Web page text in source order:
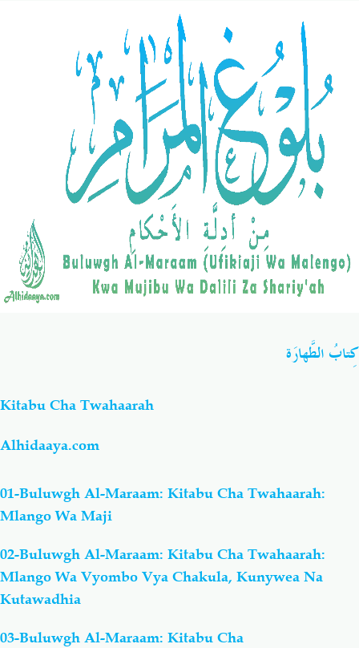
Salaf Wa Ummah Firaq-Makundi
Fiqh-Ibaadah Duaa-Adhkaar
Fataawa Za Ulamaa Kauli Za Salaf
Akhlaaq-Aadaab Raqaaiq
Familia-Jamii Maswali-Majibu
Chemsha Bongo Vitabu
كِتابُ الطَّهارَة
Kitabu Cha Twahaarah
Alhidaaya.com
01-Buluwgh Al-Maraam: Kitabu Cha Twahaarah:
Mlango Wa Maji
02-Buluwgh Al-Maraam: Kitabu Cha Twahaarah:
Mlango Wa Vyombo Vya Chakula, Kunywea Na
Kutawadhia
03-Buluwgh Al-Maraam: Kitabu Cha